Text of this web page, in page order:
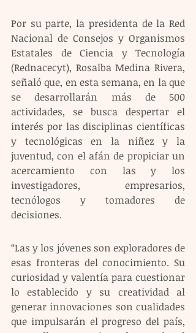
Por su parte, la presidenta de la Red
Nacional de Consejos y Organismos
Estatales de Ciencia y Tecnología
(Rednacecyt), Rosalba Medina Rivera,
señaló que, en esta semana, en la que
se desarrollarán más de 500
actividades, se busca despertar el
interés por las disciplinas científicas
y tecnológicas en la niñez y la
juventud, con el afán de propiciar un
acercamiento con las y los
investigadores, empresarios,
tecnólogos y tomadores de
decisiones.
“Las y los jóvenes son exploradores de
esas fronteras del conocimiento. Su
curiosidad y valentía para cuestionar
lo establecido y su creatividad al
generar innovaciones son cualidades
que impulsarán el progreso del país,